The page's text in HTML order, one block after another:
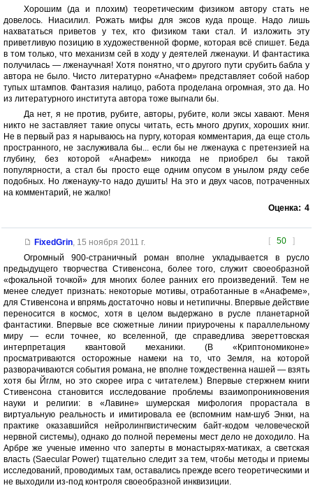
Хорошим (да и плохим) теоретическим физиком автору стать не
довелось. Ниасилил. Рожать мифы для эксов куда проще. Надо лишь
нахвататься приветов у тех, кто физиком таки стал. И изложить эту
приветливую позицию в художественной форме, которая всё спишет. Беда
в том только, что механизм сей в ходу у деятелей лженауки. И фантастика
получилась — лженаучная! Хотя понятно, что другого пути срубить бабла у
автора не было. Чисто литературно «Анафем» представляет собой набор
тупых штампов. Фантазия налицо, работа проделана огромная, это да. Но
из литературного института автора тоже выгнали бы.
Да нет, я не против, рубите, авторы, рубите, коли эксы хавают. Меня
никто не заставляет такие опусы читать, есть много других, хороших книг.
Не в первый раз я нарываюсь на пургу, которая комментария, да еще столь
пространного, не заслуживала бы... если бы не лженаука с претензией на
глубину, без которой «Анафем» никогда не приобрел бы такой
популярности, а стал бы просто еще одним опусом в унылом ряду себе
подобных. Но лженауку-то надо душить! На это и двух часов, потраченных
на комментарий, не жалко!
Оценка: 4
[ 50 ]
FixedGrin, 15 ноября 2011 г.
Огромный 900-страничный роман вполне укладывается в русло
предыдущего творчества Стивенсона, более того, служит своеобразной
«фокальной точкой» для многих более ранних его произведений. Тем не
менее следует признать: некоторые мотивы, отработанные в «Анафеме»,
для Стивенсона и впрямь достаточно новы и нетипичны. Впервые действие
переносится в космос, хотя в целом выдержано в русле планетарной
фантастики. Впервые все сюжетные линии приурочены к параллельному
миру — если точнее, ко вселенной, где справедлива эвереттовская
интерпретация квантовой механики. (В «Криптономиконе»
просматриваются осторожные намеки на то, что Земля, на которой
разворачиваются события романа, не вполне тождественна нашей — взять
хотя бы Йглм, но это скорее игра с читателем.) Впервые стержнем книги
Стивенсона становится исследование проблемы взаимопроникновения
науки и религии: в «Лавине» шумерская мифология прорастала в
виртуальную реальность и имитировала ее (вспомним нам-шуб Энки, на
практике оказавшийся нейролингвистическим байт-кодом человеческой
нервной системы), однако до полной перемены мест дело не доходило. На
Арбре же ученые именно что заперты в монастырях-матиках, а светская
власть (Saecular Power) тщательно следит за тем, чтобы методы и приемы
исследований, проводимых там, оставались прежде всего теоретическими и
не выходили из-под контроля своеобразной инквизиции.